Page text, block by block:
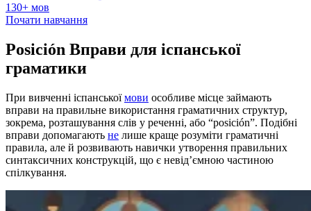
130+ мов
Почати навчання
Posición Вправи для іспанської
граматики
При вивченні іспанськоїмови особливе місце займають
вправи на правильне використання граматичних структур,
зокрема, розташування слів у реченні, або “posición”. Подібні
вправи допомагають не лише краще розуміти граматичні
правила, але й розвивають навички утворення правильних
синтаксичних конструкцій, що є невід’ємною частиною
спілкування.